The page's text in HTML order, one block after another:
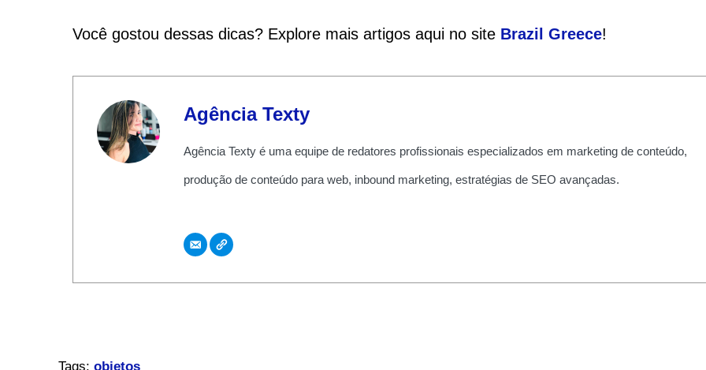
Você gostou dessas dicas? Explore mais artigos aqui no site Brazil Greece!
Agência Texty
Agência Texty é uma equipe de redatores profissionais especializados em marketing de conteúdo,
produção de conteúdo para web, inbound marketing, estratégias de SEO avançadas.
Tags: objetos